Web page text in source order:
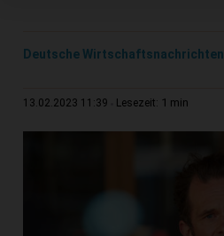
Deutsche Wirtschaftsnachrichten
13.02.2023 11:39 Lesezeit: 1 min